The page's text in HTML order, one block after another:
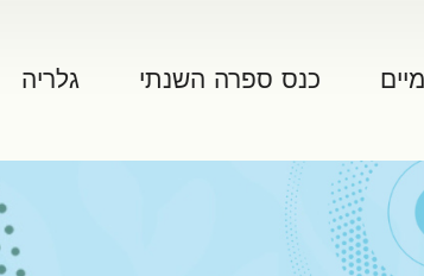
כנס ספרה השנתי גלריה